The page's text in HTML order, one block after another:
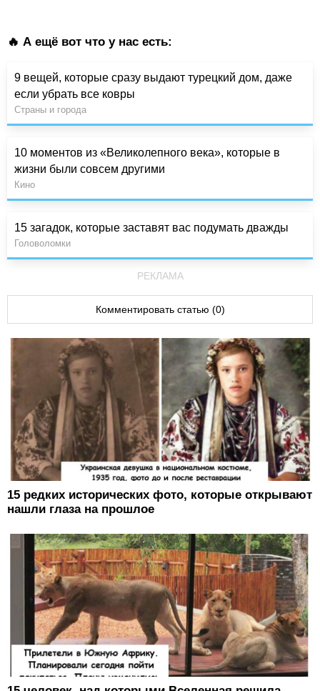
🔥 А ещё вот что у нас есть:
9 вещей, которые сразу выдают турецкий дом, даже
если убрать все ковры
Страны и города
10 моментов из «Великолепного века», которые в
жизни были совсем другими
Кино
15 загадок, которые заставят вас подумать дважды
Головоломки
РЕКЛАМА
Комментировать статью (0)
15 редких исторических фото, которые открывают
нашли глаза на прошлое